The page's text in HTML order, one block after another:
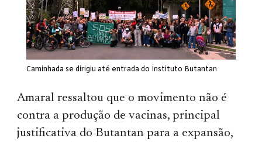
Caminhada se dirigiu até entrada do Instituto Butantan
Amaral ressaltou que o movimento não é
contra a produção de vacinas, principal
justificativa do Butantan para a expansão,